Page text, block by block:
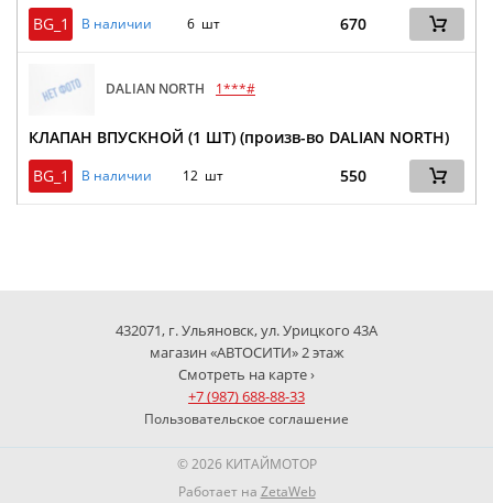
BG_1
В наличии 6 шт 670
DALIAN NORTH 1***#
КЛАПАН ВПУСКНОЙ (1 ШТ) (произв-во DALIAN NORTH)
BG_1
В наличии 12 шт 550
432071, г. Ульяновск, ул. Урицкого 43А
магазин «АВТОСИТИ» 2 этаж
Смотреть на карте ›
+7 (987) 688-88-33
Пользовательское соглашение
© 2026 КИТАЙМОТОР
Работает на ZetaWeb